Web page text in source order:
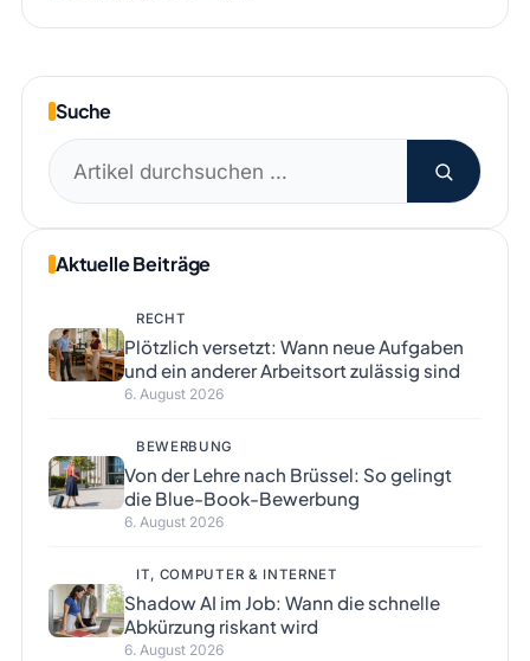
Suche
Suchen
nach:
Aktuelle Beiträge
RECHT
Plötzlich versetzt: Wann neue Aufgaben
und ein anderer Arbeitsort zulässig sind
6. August 2026
BEWERBUNG
Von der Lehre nach Brüssel: So gelingt
die Blue-Book-Bewerbung
6. August 2026
IT, COMPUTER & INTERNET
Shadow AI im Job: Wann die schnelle
Abkürzung riskant wird
6. August 2026